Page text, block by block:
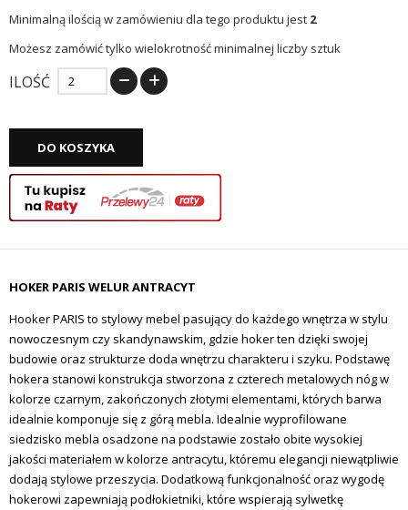
Minimalną ilością w zamówieniu dla tego produktu jest 2
Możesz zamówić tylko wielokrotność minimalnej liczby sztuk
ILOŚĆ
DO KOSZYKA
HOKER PARIS WELUR ANTRACYT
Hooker PARIS to stylowy mebel pasujący do każdego wnętrza w stylu
nowoczesnym czy skandynawskim, gdzie hoker ten dzięki swojej
budowie oraz strukturze doda wnętrzu charakteru i szyku. Podstawę
hokera stanowi konstrukcja stworzona z czterech metalowych nóg w
kolorze czarnym, zakończonych złotymi elementami, których barwa
idealnie komponuje się z górą mebla. Idealnie wyprofilowane
siedzisko mebla osadzone na podstawie zostało obite wysokiej
jakości materiałem w kolorze antracytu, któremu elegancji niewątpliwie
dodają stylowe przeszycia. Dodatkową funkcjonalność oraz wygodę
hokerowi zapewniają podłokietniki, które wspierają sylwetkę